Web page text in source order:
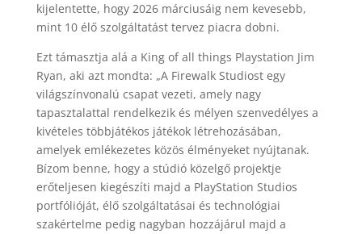
kijelentette, hogy 2026 márciusáig nem kevesebb,
mint 10 élő szolgáltatást tervez piacra dobni.
Ezt támasztja alá a King of all things Playstation Jim
Ryan, aki azt mondta: „A Firewalk Studiost egy
világszínvonalú csapat vezeti, amely nagy
tapasztalattal rendelkezik és mélyen szenvedélyes a
kivételes többjátékos játékok létrehozásában,
amelyek emlékezetes közös élményeket nyújtanak.
Bízom benne, hogy a stúdió közelgő projektje
erőteljesen kiegészíti majd a PlayStation Studios
portfólióját, élő szolgáltatásai és technológiai
szakértelme pedig nagyban hozzájárul majd a